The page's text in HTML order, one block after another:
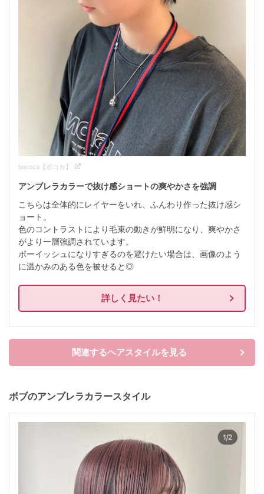
bococa【ボコカ】
アンブレラカラーで抜け感ショートの爽やかさを強調
こちらは全体的にレイヤーをいれ、ふんわり作った抜け感シ
ョート。
色のコントラストにより毛束の動きが鮮明になり、爽やかさ
がより一層強調されています。
ボーイッシュになりすぎるのを避けたい場合は、画像のよう
に温かみのある色を被せると◎
詳しく見たい！
関連するヘアスタイルを見る
ボブのアンブレラカラースタイル